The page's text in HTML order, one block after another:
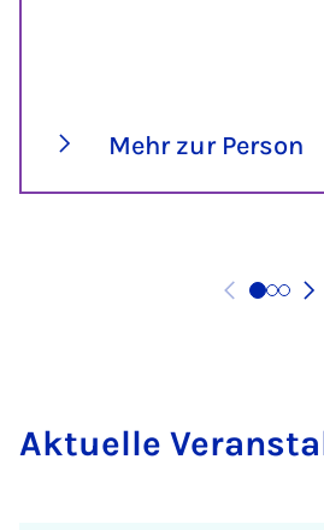
Mehr zur Person
Ak­tu­el­le